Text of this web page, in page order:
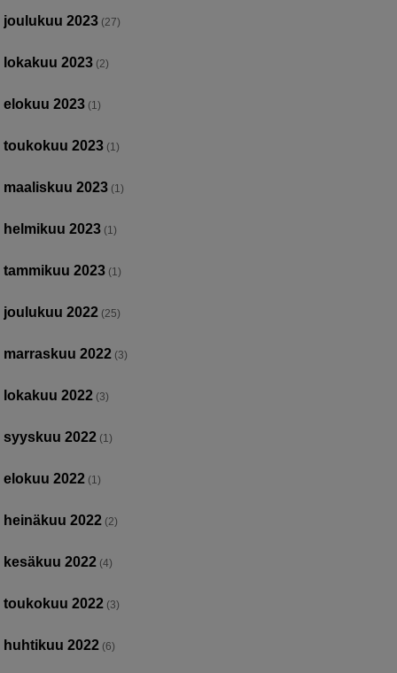
joulukuu 2023 (27)
lokakuu 2023 (2)
elokuu 2023 (1)
toukokuu 2023 (1)
maaliskuu 2023 (1)
helmikuu 2023 (1)
tammikuu 2023 (1)
joulukuu 2022 (25)
marraskuu 2022 (3)
lokakuu 2022 (3)
syyskuu 2022 (1)
elokuu 2022 (1)
heinäkuu 2022 (2)
kesäkuu 2022 (4)
toukokuu 2022 (3)
huhtikuu 2022 (6)